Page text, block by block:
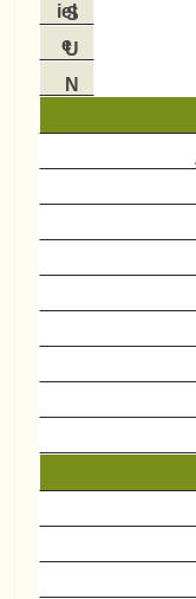
iel
e
S
U
N